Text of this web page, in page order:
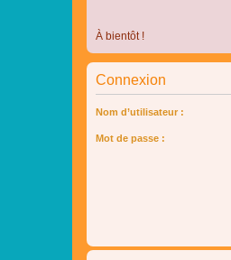
À bientôt !
Connexion
Nom d’utilisateur :
Mot de passe :